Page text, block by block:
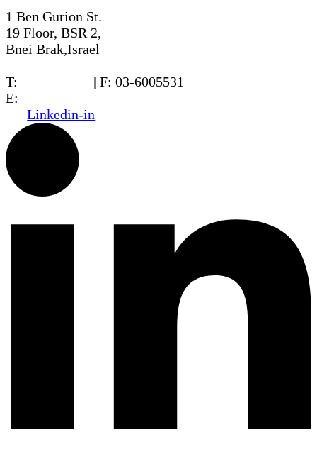
1 Ben Gurion St.
19 Floor, BSR 2,
Bnei Brak,Israel
T:
| F: 03-6005531
E:
Linkedin-in